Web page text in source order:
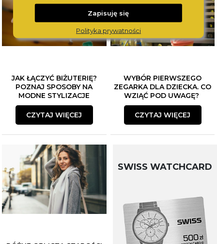
JAK ŁĄCZYĆ BIŻUTERIĘ?
POZNAJ SPOSOBY NA
MODNE STYLIZACJE
CZYTAJ WIĘCEJ
WYBÓR PIERWSZEGO
ZEGARKA DLA DZIECKA. CO
WZIĄĆ POD UWAGĘ?
CZYTAJ WIĘCEJ
SWISS WATCHCARD
Zapisuję się
Polityka prywatności